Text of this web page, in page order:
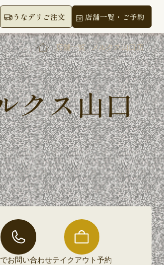
うなデリご注文 店舗一覧・ご予約
店舗一覧 メルクス山口店
クス山口
お問い合わせテイクアウト予約